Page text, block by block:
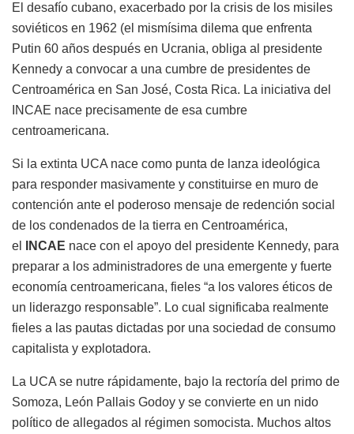
El desafío cubano, exacerbado por la crisis de los misiles
soviéticos en 1962 (el mismísima dilema que enfrenta
Putin 60 años después en Ucrania, obliga al presidente
Kennedy a convocar a una cumbre de presidentes de
Centroamérica en San José, Costa Rica. La iniciativa del
INCAE nace precisamente de esa cumbre
centroamericana.
Si la extinta UCA nace como punta de lanza ideológica
para responder masivamente y constituirse en muro de
contención ante el poderoso mensaje de redención social
de los condenados de la tierra en Centroamérica,
el
INCAE nace con el apoyo del presidente Kennedy, para
preparar a los administradores de una emergente y fuerte
economía centroamericana, fieles “a los valores éticos de
un liderazgo responsable”. Lo cual significaba realmente
fieles a las pautas dictadas por una sociedad de consumo
capitalista y explotadora.
La UCA se nutre rápidamente, bajo la rectoría del primo de
Somoza, León Pallais Godoy y se convierte en un nido
político de allegados al régimen somocista. Muchos altos